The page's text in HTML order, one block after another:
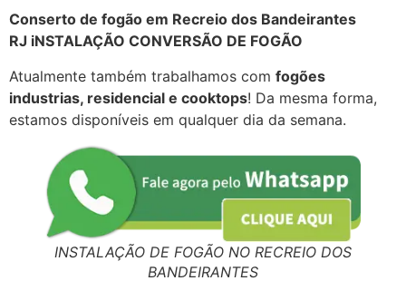
Conserto de fogão em Recreio dos Bandeirantes
RJ iNSTALAÇÃO CONVERSÃO DE FOGÃO
Atualmente também trabalhamos com fogões
industrias, residencial e cooktops! Da mesma forma,
estamos disponíveis em qualquer dia da semana.
INSTALAÇÃO DE FOGÃO NO RECREIO DOS
BANDEIRANTES